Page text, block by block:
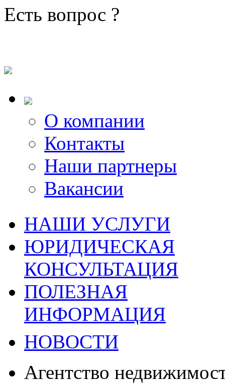
Есть вопрос ?
О компании
Контакты
Наши партнеры
Вакансии
НАШИ УСЛУГИ
ЮРИДИЧЕСКАЯ
КОНСУЛЬТАЦИЯ
ПОЛЕЗНАЯ
ИНФОРМАЦИЯ
НОВОСТИ
Агентство